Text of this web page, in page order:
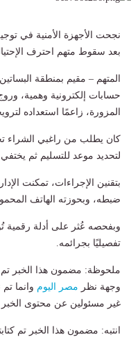
نجحت الأجهزة الأمنية في
بعد سقوط متهم احترف
المتهم – مقيم بمنطقة
حسابات إلكترونية وهمية،
المزورة، زاعمًا استعداده
كان يطلب من راغبي الشراء
لتحديد موعد للتسليم ثم
بتقنين الإجراءات، تمكنت
ضبطه، وبحوزته الهاتف
وبفحصه عُثر على أدلة رقمية
تفصيليًا بجرائمه.
ملحوظة: مضمون هذا الخبر تم
وجهة نظر مصر اليوم وانما
غير مسئولين عن محتوى
انتبه: مضمون هذا الخبر تم